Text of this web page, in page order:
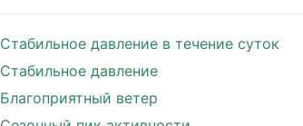
Стабильное давление в течение суток
Стабильное давление
Благоприятный ветер